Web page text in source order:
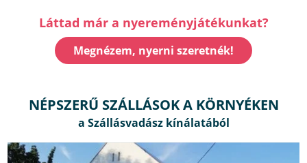
Láttad már a nyereményjátékunkat?
Megnézem, nyerni szeretnék!
NÉPSZERŰ SZÁLLÁSOK A KÖRNYÉKEN